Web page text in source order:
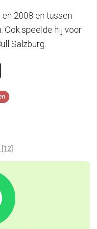
2008 en tussen
Ook speelde hij voor
Salzburg.